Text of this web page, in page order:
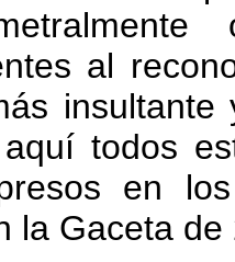
al
todos
en
la Gaceta